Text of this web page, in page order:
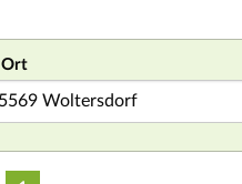
Ort